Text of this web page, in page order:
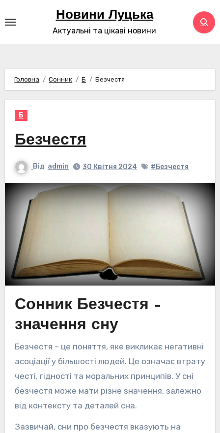
до
Новини Луцька
Актуальні та цікаві новини
Головна Сонник Б Безчестя
Б
Безчестя
Від admin 30 Квітня 2024 #Безчестя
Сонник Безчестя –
значення сну
Безчестя – це поняття, яке викликає негативні
асоціації у більшості людей. Це означає втрату
честі, гідності та моральних принципів. У сні
безчестя може мати різне значення, залежно
від контексту та деталей сна.
Зазвичай, сни про безчестя вказують на